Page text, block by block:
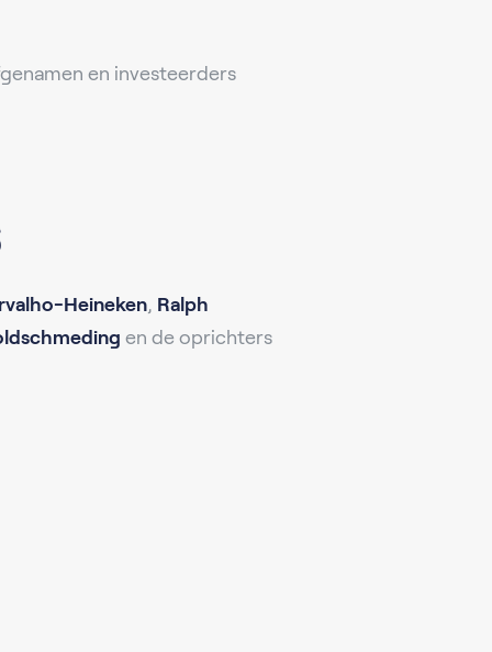
en investeerders
Heineken, Ralph
en de oprichters